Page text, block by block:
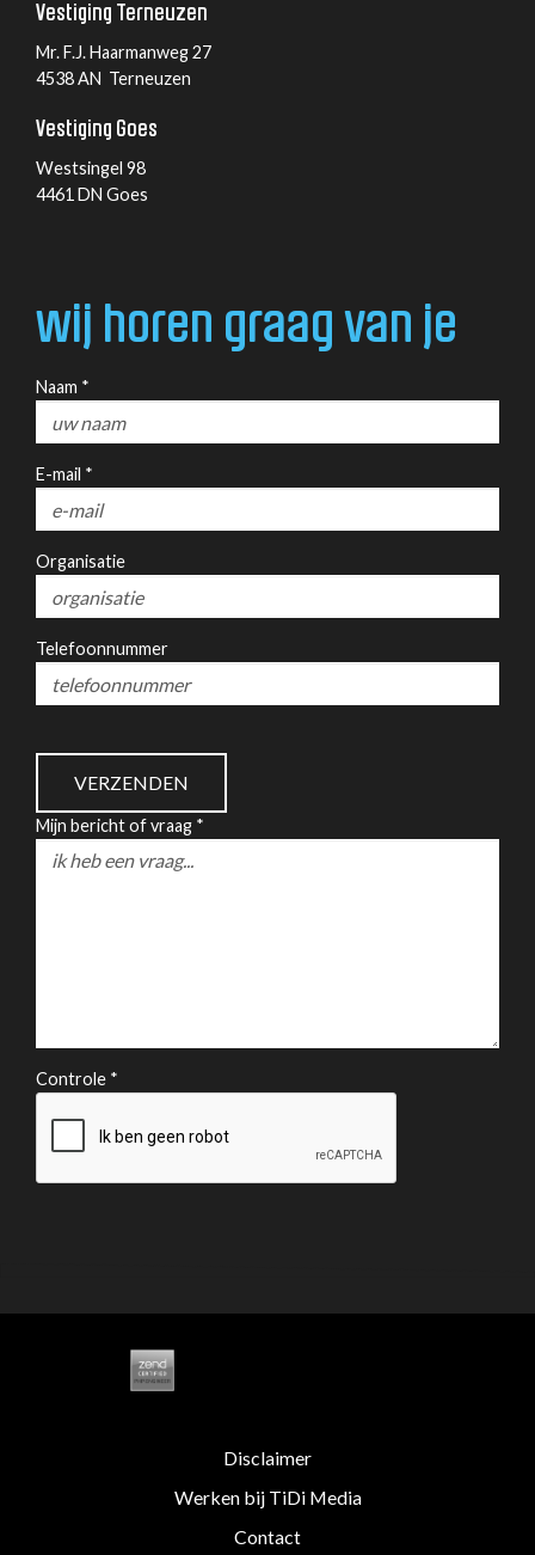
Vestiging Terneuzen
Mr. F.J. Haarmanweg 27
4538 AN Terneuzen
Vestiging Goes
Westsingel 98
4461 DN Goes
wij horen graag van je
Naam *
E-mail *
Organisatie
Telefoonnummer
Mijn bericht of vraag *
Controle *
Disclaimer
Werken bij TiDi Media
Contact